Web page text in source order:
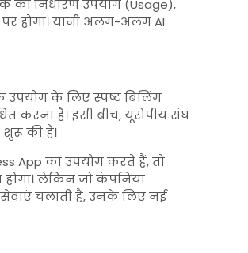
निर्धारण उपयोग (Usage),
होगा। यानी अलग-अलग AI
उपयोग के लिए स्पष्ट बिलिंग
करना है। इसी बीच, यूरोपीय संघ
शुरू की है।
App का उपयोग करते हैं, तो
लेकिन जो कंपनियां
चलाती हैं, उनके लिए नई